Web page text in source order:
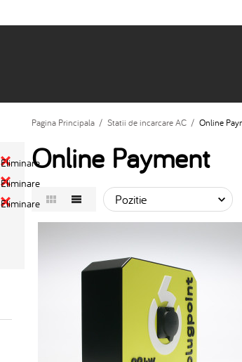
Eliminare
Eliminare
Eliminare
Pagina Principala / Statii de incarcare AC / Online
Online Payment